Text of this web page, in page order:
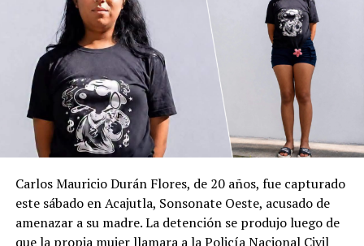
Hernández es el
conductor que causó el
accidente de tránsito
ocurrido sobre el
bulevar El Hipódromo,
en San Salvador.
García Hernández
chocó contra un
Carlos Mauricio Durán Flores, de 20 años, fue capturado
este sábado en Acajutla, Sonsonate Oeste, acusado de
amenazar a su madre. La detención se produjo luego de
que la propia mujer llamara a la Policía Nacional Civil